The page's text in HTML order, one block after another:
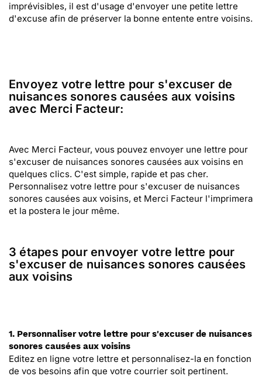
imprévisibles, il est d'usage d'envoyer une petite lettre
d'excuse afin de préserver la bonne entente entre voisins.
Envoyez votre lettre pour s'excuser de
nuisances sonores causées aux voisins
avec Merci Facteur:
Avec Merci Facteur, vous pouvez envoyer une lettre pour
s'excuser de nuisances sonores causées aux voisins en
quelques clics. C'est simple, rapide et pas cher.
Personnalisez votre lettre pour s'excuser de nuisances
sonores causées aux voisins, et Merci Facteur l'imprimera
et la postera le jour même.
3 étapes pour envoyer votre lettre pour
s'excuser de nuisances sonores causées
aux voisins
1. Personnaliser votre lettre pour s'excuser de nuisances
sonores causées aux voisins
Editez en ligne votre lettre et personnalisez-la en fonction
de vos besoins afin que votre courrier soit pertinent.